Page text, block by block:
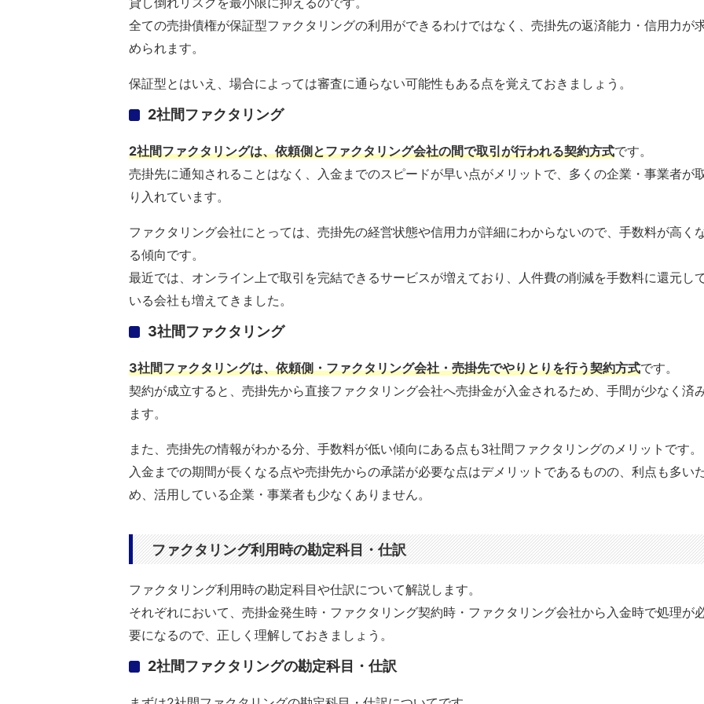
全ての売掛債権が保証型ファクタリングの利用ができるわけではなく、売掛先の返済能力・信用力が
められます。
保証型とはいえ、場合によっては審査に通らない可能性もある点を覚えておきましょう。
2社間ファクタリング
2社間ファクタリングは、依頼側とファクタリング会社の間で取引が行われる契約方式です。
売掛先に通知されることはなく、入金までのスピードが早い点がメリットで、多くの企業・事業者が
り入れています。
ファクタリング会社にとっては、売掛先の経営状態や信用力が詳細にわからないので、手数料が高く
る傾向です。
最近では、オンライン上で取引を完結できるサービスが増えており、人件費の削減を手数料に還元し
いる会社も増えてきました。
3社間ファクタリング
3社間ファクタリングは、依頼側・ファクタリング会社・売掛先でやりとりを行う契約方式です。
契約が成立すると、売掛先から直接ファクタリング会社へ売掛金が入金されるため、手間が少なく済
ます。
また、売掛先の情報がわかる分、手数料が低い傾向にある点も3社間ファクタリングのメリットです。
入金までの期間が長くなる点や売掛先からの承諾が必要な点はデメリットであるものの、利点も多い
め、活用している企業・事業者も少なくありません。
ファクタリング利用時の勘定科目・仕訳
ファクタリング利用時の勘定科目や仕訳について解説します。
それぞれにおいて、売掛金発生時・ファクタリング契約時・ファクタリング会社から入金時で処理が
要になるので、正しく理解しておきましょう。
2社間ファクタリングの勘定科目・仕訳